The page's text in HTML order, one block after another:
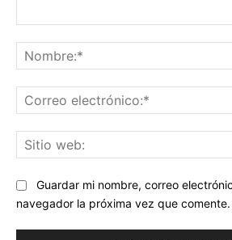
Guardar mi nombre, correo
navegador la próxima vez que comente.